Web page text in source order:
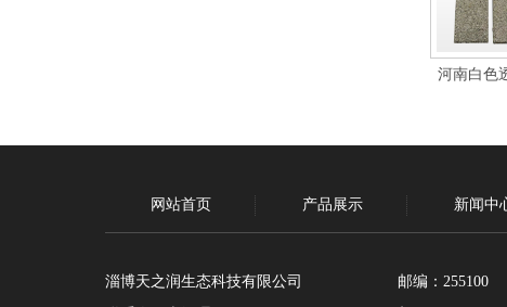
河南白色
网站首页 产品展示 新闻中
淄博天之润生态科技有限公司
邮编：255100